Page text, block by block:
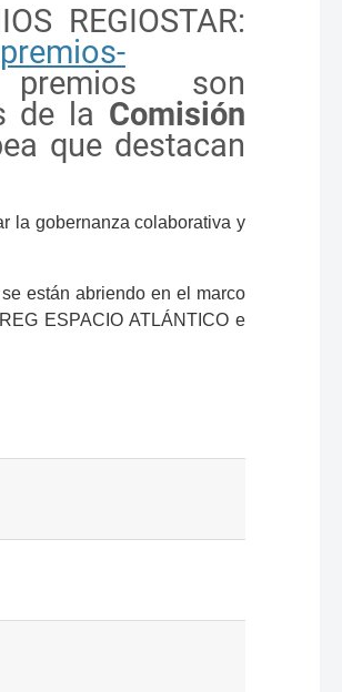
REGIOSTAR:
son
de la Comisión
que destacan
la gobernanza colaborativa y
están abriendo en el marco
ESPACIO ATLÁNTICO e